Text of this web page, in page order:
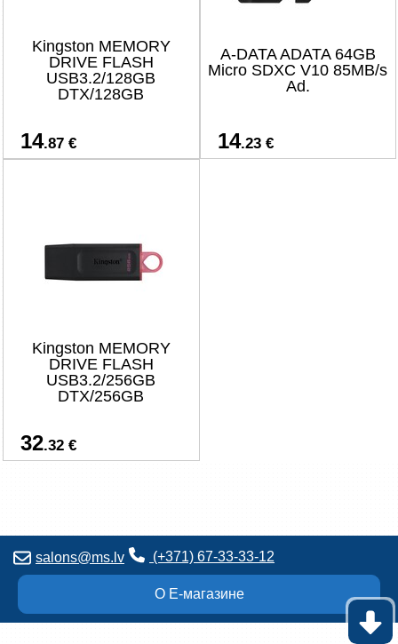
Kingston MEMORY
DRIVE FLASH
USB3.2/128GB
DTX/128GB
14.87 €
A-DATA ADATA 64GB
Micro SDXC V10 85MB/s
Ad.
14.23 €
Kingston MEMORY
DRIVE FLASH
USB3.2/256GB
DTX/256GB
32.32 €
salons@ms.lv (+371) 67-33-33-12